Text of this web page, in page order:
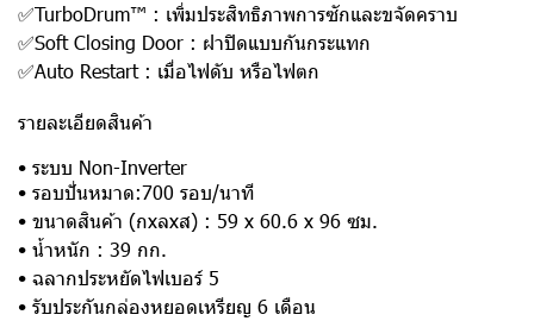
✅TurboDrum™ : เพิ่มประสิทธิภาพการซักและขจัดคราบ
✅Soft Closing Door : ฝาปิดแบบกันกระแทก
✅Auto Restart : เมื่อไฟดับ หรือไฟตก
รายละเอียดสินค้า
• ระบบ Non-Inverter
• รอบปั่นหมาด:700 รอบ/นาที
• ขนาดสินค้า (กxลxส) : 59 x 60.6 x 96 ซม.
• น้ำหนัก : 39 กก.
• ฉลากประหยัดไฟเบอร์ 5
• รับประกันกล่องหยอดเหรียญ 6 เดือน